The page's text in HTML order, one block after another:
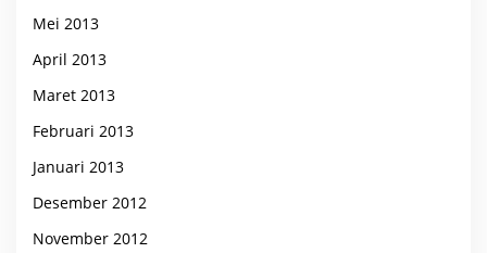
Mei 2013
April 2013
Maret 2013
Februari 2013
Januari 2013
Desember 2012
November 2012